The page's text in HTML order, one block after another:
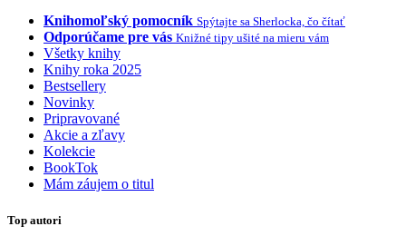
Knihomoľský pomocník Spýtajte sa Sherlocka, čo čítať
Odporúčame pre vás Knižné tipy ušité na mieru vám
Všetky knihy
Knihy roka 2025
Bestsellery
Novinky
Pripravované
Akcie a zľavy
Kolekcie
BookTok
Mám záujem o titul
Top autori